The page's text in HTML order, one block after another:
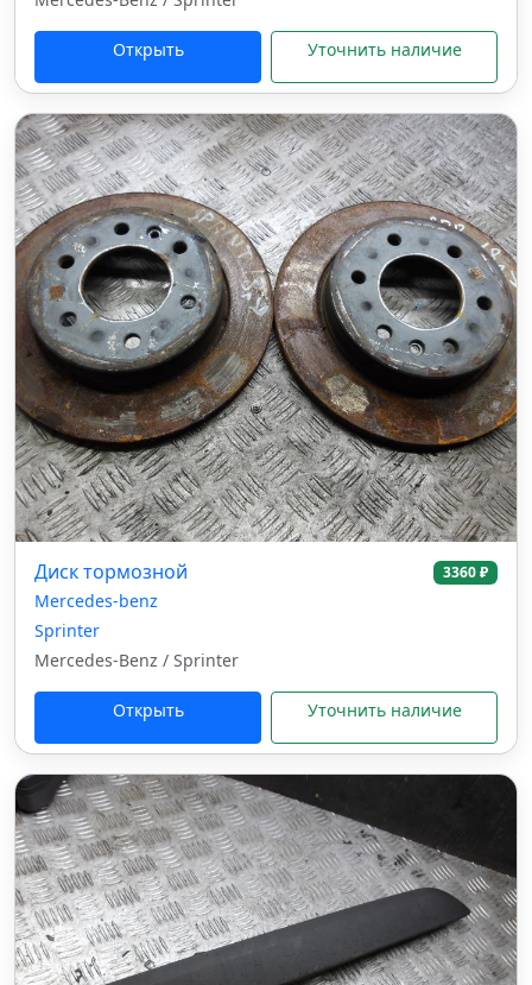
Открыть Уточнить наличие
Диск тормозной 3360 ₽
Mercedes-benz
Sprinter
Mercedes-Benz / Sprinter
Открыть Уточнить наличие